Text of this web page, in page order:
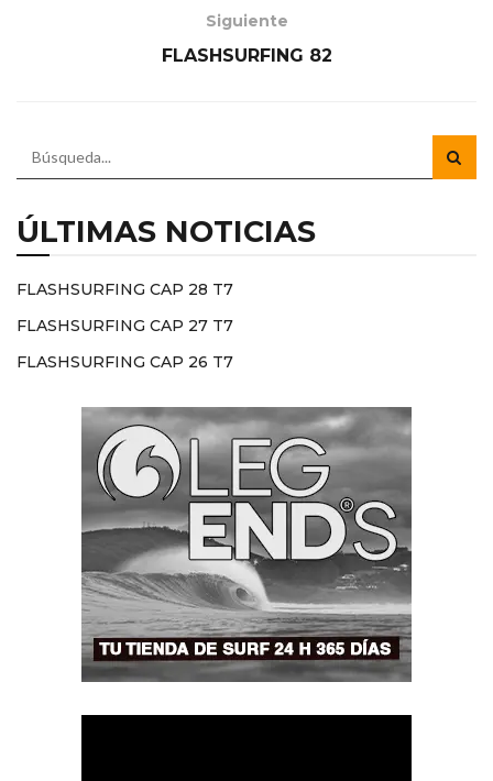
Siguiente
FLASHSURFING 82
ÚLTIMAS NOTICIAS
FLASHSURFING CAP 28 T7
FLASHSURFING CAP 27 T7
FLASHSURFING CAP 26 T7